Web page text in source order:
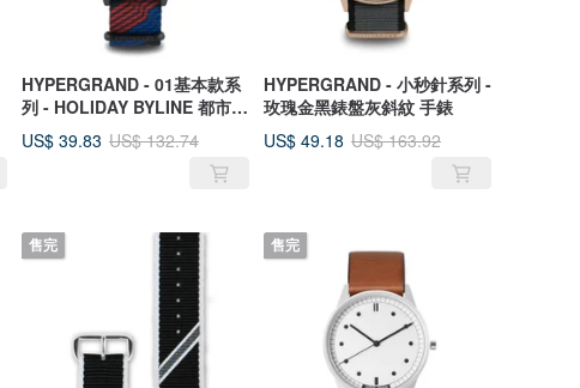
HYPERGRAND - 01基本款系
列 - HOLIDAY BYLINE 都市鐵
道 手錶
US$ 39.83 US$ 132.74
HYPERGRAND - 小秒針系列 -
玫瑰金黑錶盤灰斜紋 手錶
US$ 49.18 US$ 163.92
售完 售完